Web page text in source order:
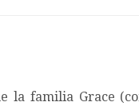
la familia Grace